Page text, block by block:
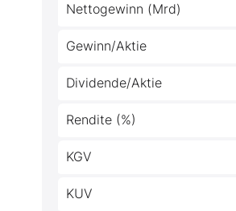
Nettogewinn (Mrd)
Gewinn/Aktie
Dividende/Aktie
Rendite (%)
KGV
KUV